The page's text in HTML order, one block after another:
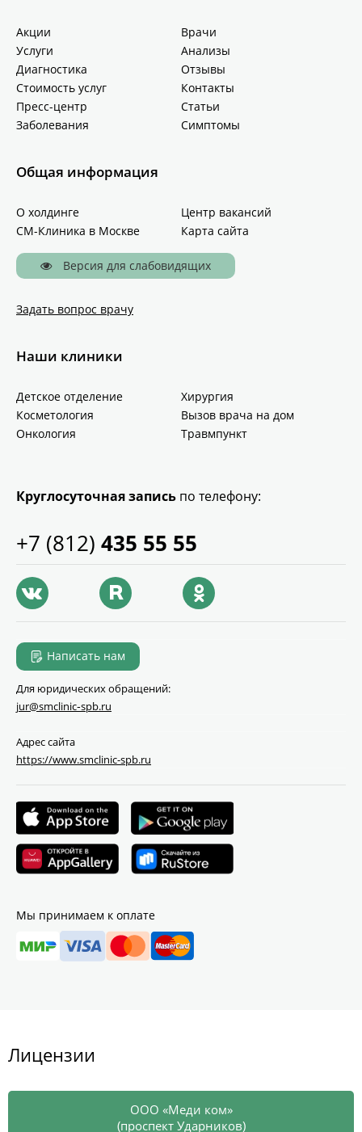
Акции
Врачи
Услуги
Анализы
Диагностика
Отзывы
Стоимость услуг
Контакты
Пресс-центр
Статьи
Заболевания
Симптомы
Общая информация
О холдинге
Центр вакансий
СМ-Клиника в Москве
Карта сайта
Версия для слабовидящих
Задать вопрос врачу
Наши клиники
Детское отделение
Хирургия
Косметология
Вызов врача на дом
Онкология
Травмпункт
Круглосуточная запись по телефону:
+7 (812) 435 55 55
Написать нам
Для юридических обращений:
jur@smclinic‑spb.ru
Адрес сайта
https://www.smclinic-spb.ru
Мы принимаем к оплате
Лицензии
ООО «Меди ком»
(проспект Ударников)